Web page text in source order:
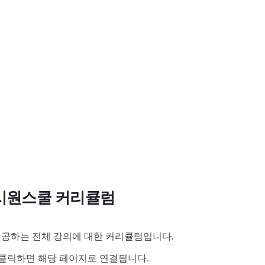
원스쿨 커리큘럼
하는 전체 강의에 대한 커리큘럼입니다.
릭하면 해당 페이지로 연결됩니다.